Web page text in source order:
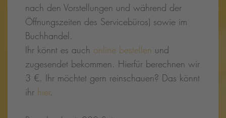
nach den Vorstellungen und während der
Öffnungszeiten des Servicebüros) sowie im
Buchhandel.
Ihr könnt es auch online bestellen und
zugesendet bekommen. Hierfür berechnen wir
3 €. Ihr möchtet gern reinschauen? Das könnt
ihr hier.